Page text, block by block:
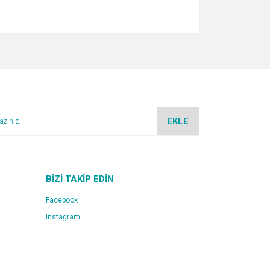
EKLE
BİZİ TAKİP EDİN
Facebook
Instagram